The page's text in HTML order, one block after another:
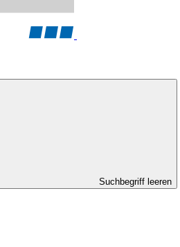
Suchbegriff leeren